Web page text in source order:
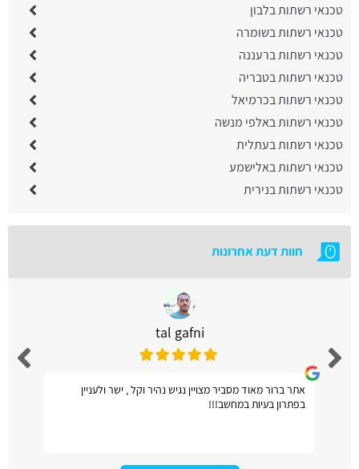
טכנאי רשתות בלבון
טכנאי רשתות בשומרה
טכנאי רשתות ברעננה
טכנאי רשתות בטבריה
טכנאי רשתות בכרמיאל
טכנאי רשתות באלפי מנשה
טכנאי רשתות בעתלית
טכנאי רשתות באלישמע
טכנאי רשתות בנירית
חוות דעת אחרונות
tal gafni
אתר ברור מאוד מסביר מצויין נגיש נהיר וקל , ישר ולעניין
בפתרון בעיות במחשב!!!